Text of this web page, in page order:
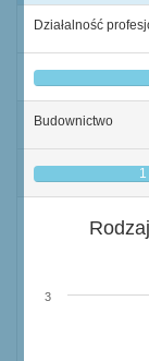
Działalność
Budownictwo
1
3